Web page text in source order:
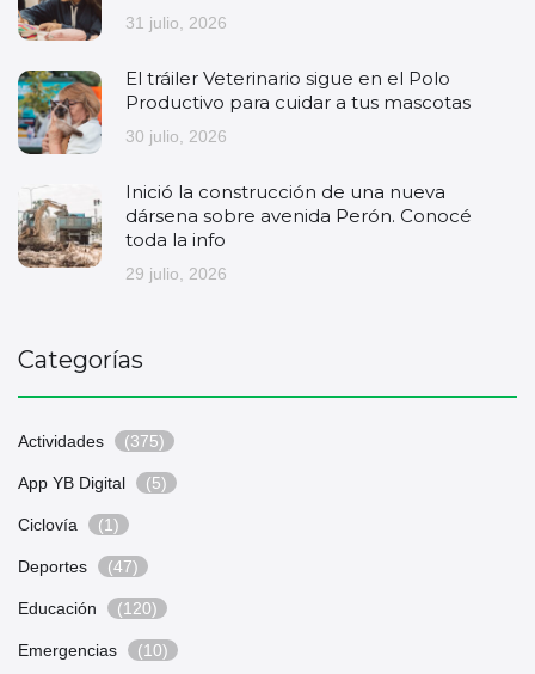
31 julio, 2026
El tráiler Veterinario sigue en el Polo
Productivo para cuidar a tus mascotas
30 julio, 2026
Inició la construcción de una nueva
dársena sobre avenida Perón. Conocé
toda la info
29 julio, 2026
Categorías
Actividades (375)
App YB Digital (5)
Ciclovía (1)
Deportes (47)
Educación (120)
Emergencias (10)